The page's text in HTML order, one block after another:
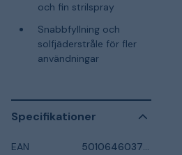
och fin strilspray
Snabbfyllning och
solfjäderstråle för fler
användningar
Specifikationer
EAN